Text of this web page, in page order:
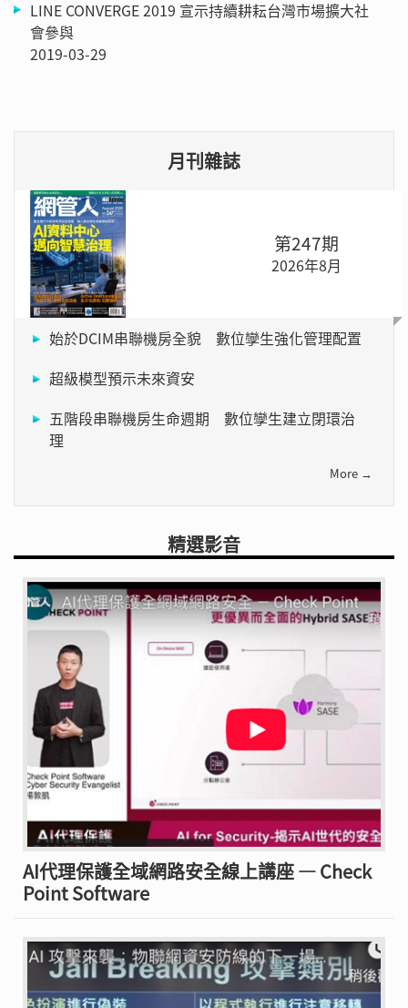
LINE CONVERGE 2019 宣示持續耕耘台灣市場擴大社
會參與
2019-03-29
月刊雜誌
第247期
2026年8月
始於DCIM串聯機房全貌 數位孿生強化管理配置
超級模型預示未來資安
五階段串聯機房生命週期 數位孿生建立閉環治
理
More →
精選影音
AI代理保護全域網路安全線上講座 — Check
Point Software